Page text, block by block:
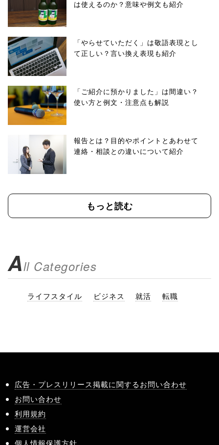
は使えるのか？意味や例文も紹介
「やらせていただく」は敬語表現とし
て正しい？言い換え表現も紹介
「ご紹介に預かりました」は間違い？
使い方と例文・注意点も解説
報告とは？目的やポイントとあわせて
連絡・相談との違いについて紹介
もっと読む
All Categories
ライフスタイル ビジネス 就活 転職
広告・プレスリリース掲載に関するお問い合わせ
お問い合わせ
利用規約
運営会社
個人情報保護方針